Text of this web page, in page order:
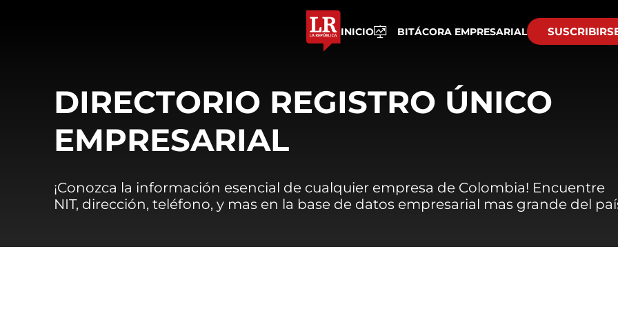
INICIO BITÁCORA EMPRESARIAL
DIRECTORIO REGISTRO ÚNICO
EMPRESARIAL
¡Conozca la información esencial de cualquier empresa de Colombia! Encuentre
NIT, dirección, teléfono, y mas en la base de datos empresarial mas grande del